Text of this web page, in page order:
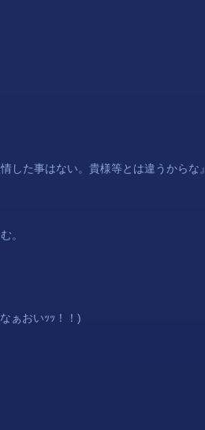
した事はない。貴様等とは違うからな』
。
ぁおいｯｯ！！)